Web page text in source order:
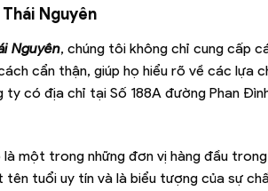
Nguyên
Nguyên, chúng tôi không chỉ cung cấp
cẩn thận, giúp họ hiểu rõ về các
có địa chỉ tại Số 188A đường Phan
một trong những đơn vị hàng đầu
tên tuổi uy tín và là biểu tượng của sự